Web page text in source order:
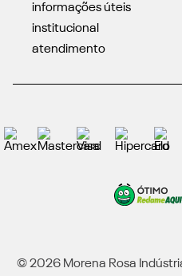
informações úteis
institucional
atendimento
© 2026 Morena Rosa